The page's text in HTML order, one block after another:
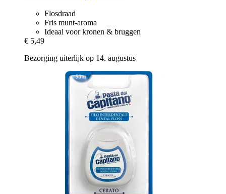
Flosdraad
Fris munt-aroma
Ideaal voor kronen & bruggen
€ 5,49
Bezorging uiterlijk op 14. augustus